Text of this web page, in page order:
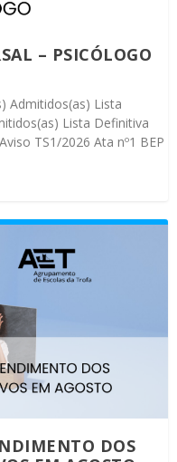
– PSICÓLOGO
Admitidos(as) Lista
Lista Definitiva
TS1/2026 Ata nº1 BEP
DOS